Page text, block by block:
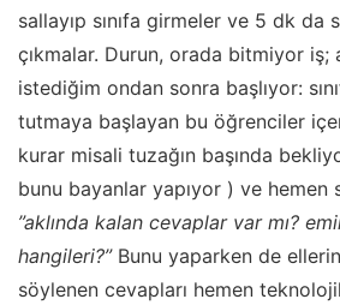
sallayıp sınıfa girmeler ve 5 dk da
çıkmalar. Durun, orada bitmiyor iş;
istediğim ondan sonra başlıyor:
tutmaya başlayan bu öğrenciler
kurar misali tuzağın başında
bunu bayanlar yapıyor ) ve hemen
”aklında kalan cevaplar var mı?
hangileri?”Bunu yaparken de
söylenen cevapları hemen